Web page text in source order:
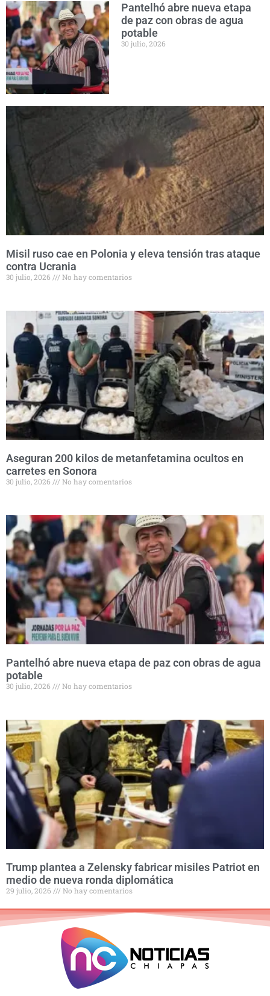
Pantelhó abre nueva etapa
de paz con obras de agua
potable
30 julio, 2026
Misil ruso cae en Polonia y eleva tensión tras ataque
contra Ucrania
30 julio, 2026 No hay comentarios
Aseguran 200 kilos de metanfetamina ocultos en
carretes en Sonora
30 julio, 2026 No hay comentarios
Pantelhó abre nueva etapa de paz con obras de agua
potable
30 julio, 2026 No hay comentarios
Trump plantea a Zelensky fabricar misiles Patriot en
medio de nueva ronda diplomática
29 julio, 2026 No hay comentarios